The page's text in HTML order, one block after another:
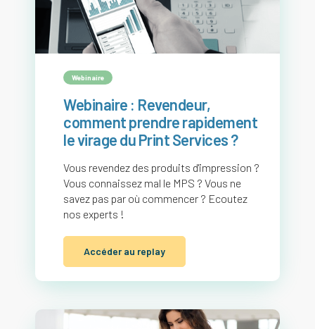
Webinaire
Webinaire : Revendeur,
comment prendre rapidement
le virage du Print Services ?
Vous revendez des produits d'impression ?
Vous connaissez mal le MPS ? Vous ne
savez pas par où commencer ? Ecoutez
nos experts !
Accéder au replay